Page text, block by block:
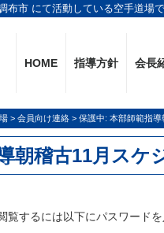
市 にて活動している空手道場
HOME 指導方針 会長
> 会員向け連絡 > 保護中: 本部師範指
朝稽古11月スケ
するには以下にパスワードを